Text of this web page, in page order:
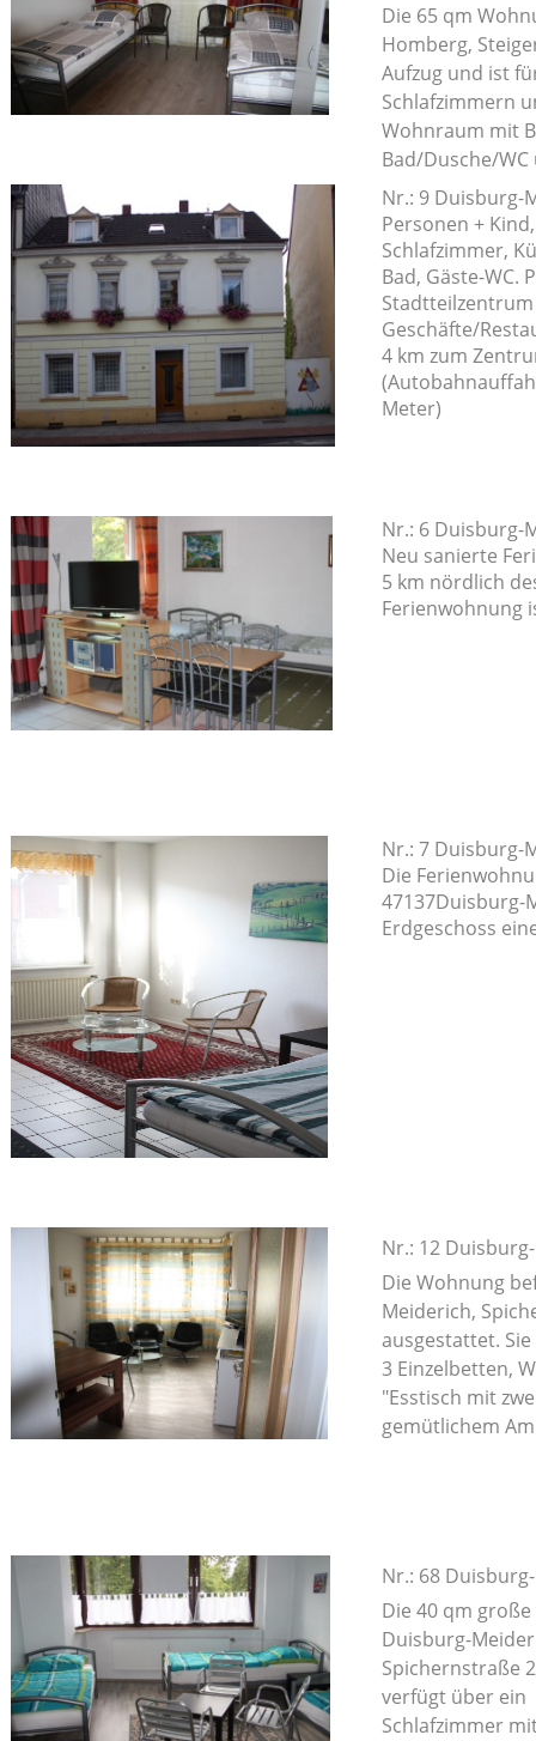
Die 65 qm
Homberg,
Aufzug und ist
Schlafzimmern
Wohnraum mit
Bad/Dusche/
Nr.: 9 Duisburg-
Personen +
Schlafzimmer,
Bad, Gäste-WC.
Geschäfte/
4 km zum
Meter)
Nr.: 6 Duisburg-
Neu sanierte
5 km nördlich
Ferienwohnung
Nr.: 7 Duisburg-
Die
47137Duisburg-
Erdgeschoss
Nr.: 12
Die Wohnung
Meiderich,
ausgestattet.
3 Einzelbetten,
"Esstisch mit
gemütlichem
Nr.: 68
Die 40 qm
Duisburg-
Spichernstraße
verfügt über ein
Schlafzimmer